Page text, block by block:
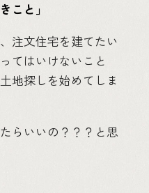
こと 」
注文住宅を建てたい
てはいけないこと
地探しを始めてしま
らいいの？？？と思